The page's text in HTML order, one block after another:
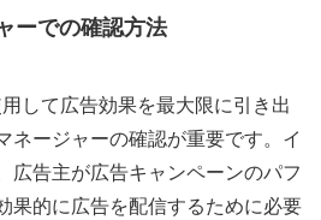
ーでの確認方法
して広告効果を最大限に引き出
ネージャーの確認が重要です。イ
広告主が広告キャンペーンのパフ
果的に広告を配信するために必要